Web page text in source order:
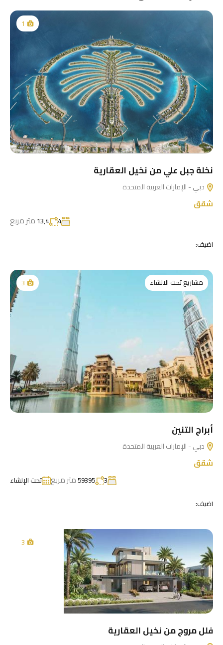
1
نخلة جبل علي من نخيل العقارية
دبي - الإمارات العربية المتحدة
شقق
4
13,4 متر مربع
اضيف:
مشاريع تحت الانشاء 3
أبراج التنين
دبي - الإمارات العربية المتحدة
شقق
3
59395متر مربع
تحت الإنشاء
اضيف:
3
فلل مروج من نخيل العقارية